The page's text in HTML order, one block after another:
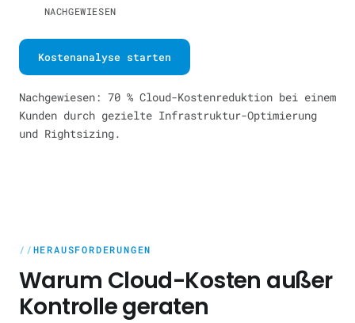
NACHGEWIESEN
Kostenanalyse starten
Nachgewiesen: 70 % Cloud-Kostenreduktion bei einem
Kunden durch gezielte Infrastruktur-Optimierung
und Rightsizing.
HERAUSFORDERUNGEN
Warum Cloud-Kosten außer
Kontrolle geraten